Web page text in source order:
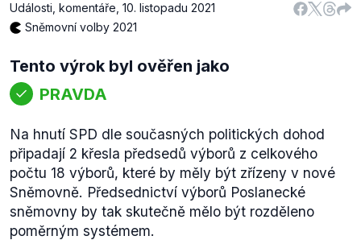
Události, komentáře 10. listopadu 2021
Sněmovní volby 2021
Tento výrok byl ověřen jako
PRAVDA
Na hnutí SPD dle současných politických dohod
připadají 2 křesla předsedů výborů z celkového
počtu 18 výborů, které by měly být zřízeny v nové
Sněmovně. Předsednictví výborů Poslanecké
sněmovny by tak skutečně mělo být rozděleno
poměrným systémem.